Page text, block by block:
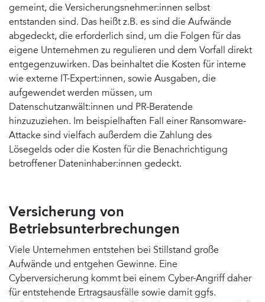
gemeint, die Versicherungsnehmer:innen selbst
entstanden sind. Das heißt z.B. es sind die Aufwände
abgedeckt, die erforderlich sind, um die Folgen für das
eigene Unternehmen zu regulieren und dem Vorfall direkt
entgegenzuwirken. Das beinhaltet die Kosten für interne
wie externe IT-Expert:innen, sowie Ausgaben, die
aufgewendet werden müssen, um
Datenschutzanwält:innen und PR-Beratende
hinzuzuziehen. Im beispielhaften Fall einer Ransomware-
Attacke sind vielfach außerdem die Zahlung des
Lösegelds oder die Kosten für die Benachrichtigung
betroffener Dateninhaber:innen gedeckt.
Versicherung von
Betriebsunterbrechungen
Viele Unternehmen entstehen bei Stillstand große
Aufwände und entgehen Gewinne. Eine
Cyberversicherung kommt bei einem Cyber-Angriff daher
für entstehende Ertragsausfälle sowie damit ggfs.